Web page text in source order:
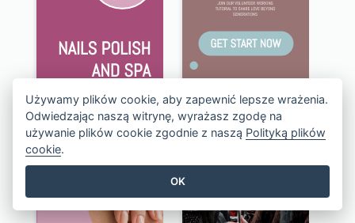
Używamy plików cookie, aby zapewnić lepsze wrażenia.
Odwiedzając naszą witrynę, wyrażasz zgodę na
używanie plików cookie zgodnie z naszą Polityką plików
cookie.
OK